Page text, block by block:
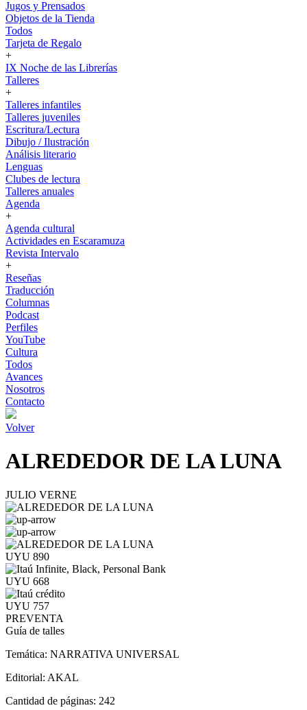
Jugos y Prensados
Objetos de la Tienda
Todos
Tarjeta de Regalo
+
IX Noche de las Librerías
Talleres
+
Talleres infantiles
Talleres juveniles
Escritura/Lectura
Dibujo / Ilustración
Análisis literario
Lenguas
Clubes de lectura
Talleres anuales
Agenda
+
Agenda cultural
Actividades en Escaramuza
Revista Intervalo
+
Reseñas
Traducción
Columnas
Podcast
Perfiles
YouTube
Cultura
Todos
Avances
Nosotros
Contacto
Volver
ALREDEDOR DE LA LUNA
JULIO VERNE
UYU 890
UYU 668
UYU 757
PREVENTA
Guía de talles
Temática: NARRATIVA UNIVERSAL
Editorial: AKAL
Cantidad de páginas: 242